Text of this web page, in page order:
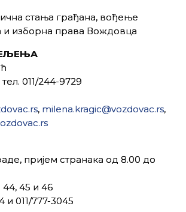
стања грађана, вођење
и изборна права Вождовца
011/244-9729
, milena.kragic@vozdovac.rs,
пријем странака од 8.00 до
44, 45 и 46
и 011/777-3045